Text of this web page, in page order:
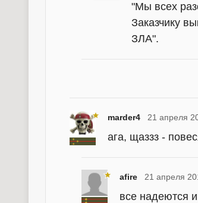
"Мы всех
Заказчику
ЗЛА".
marder4 21 апреля
ага, щаззз -
afire 21 апреля
все надеются